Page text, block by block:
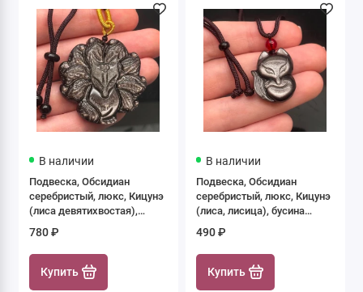
В наличии
Подвеска, Обсидиан
серебристый, люкс, Кицунэ
(лиса девятихвостая),
мм, цена за 1 шт.
780 ₽
Купить
В наличии
Подвеска, Обсидиан
серебристый, люкс, Кицунэ
(лиса, лисица), бусина
цена за 1 шт.
490 ₽
Купить